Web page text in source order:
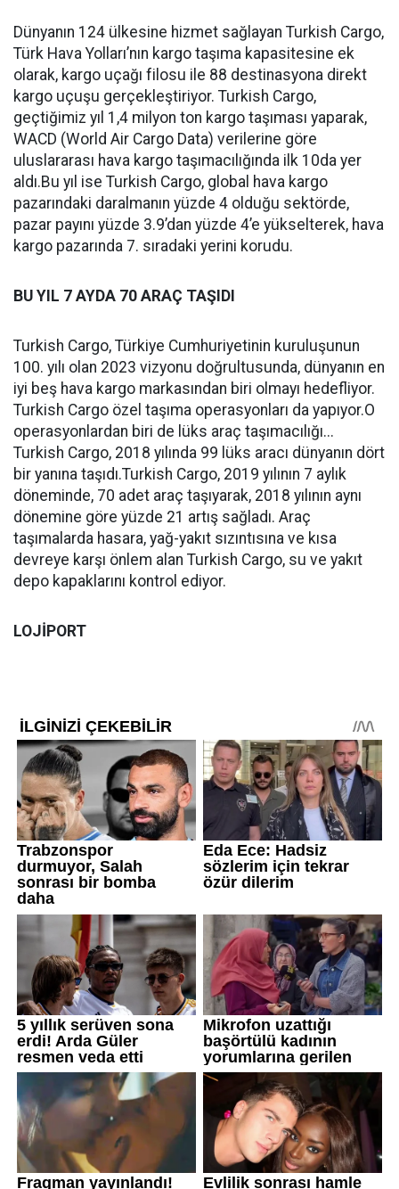
Dünyanın 124 ülkesine hizmet sağlayan Turkish Cargo,
Türk Hava Yolları’nın kargo taşıma kapasitesine ek
olarak, kargo uçağı filosu ile 88 destinasyona direkt
kargo uçuşu gerçekleştiriyor. Turkish Cargo,
geçtiğimiz yıl 1,4 milyon ton kargo taşıması yaparak,
WACD (World Air Cargo Data) verilerine göre
uluslararası hava kargo taşımacılığında ilk 10da yer
aldı.Bu yıl ise Turkish Cargo, global hava kargo
pazarındaki daralmanın yüzde 4 olduğu sektörde,
pazar payını yüzde 3.9’dan yüzde 4’e yükselterek, hava
kargo pazarında 7. sıradaki yerini korudu.
BU YIL 7 AYDA 70 ARAÇ TAŞIDI
Turkish Cargo, Türkiye Cumhuriyetinin kuruluşunun
100. yılı olan 2023 vizyonu doğrultusunda, dünyanın en
iyi beş hava kargo markasından biri olmayı hedefliyor.
Turkish Cargo özel taşıma operasyonları da yapıyor.O
operasyonlardan biri de lüks araç taşımacılığı...
Turkish Cargo, 2018 yılında 99 lüks aracı dünyanın dört
bir yanına taşıdı.Turkish Cargo, 2019 yılının 7 aylık
döneminde, 70 adet araç taşıyarak, 2018 yılının aynı
dönemine göre yüzde 21 artış sağladı. Araç
taşımalarda hasara, yağ-yakıt sızıntısına ve kısa
devreye karşı önlem alan Turkish Cargo, su ve yakıt
depo kapaklarını kontrol ediyor.
LOJİPORT